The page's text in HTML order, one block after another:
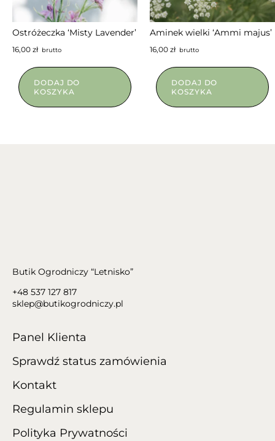
NIEDOSTĘPNY
Ostróżeczka ‘Misty Lavender’
16,00 złbrutto
DODAJ DO
KOSZYKA
NIEDOSTĘPNY
Aminek wielki ‘Ammi majus’
16,00 złbrutto
DODAJ DO
KOSZYKA
Butik Ogrodniczy “Letnisko”
+48 537 127 817
sklep@butikogrodniczy.pl
Panel Klienta
Sprawdź status zamówienia
Kontakt
Regulamin sklepu
Polityka Prywatności